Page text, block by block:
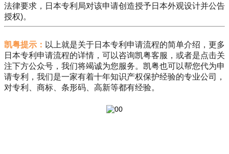
法律要求，日本专利局对该申请创造授予日本外观设计并公告
授权)。
凯粤提示： 以上就是关于日本专利申请流程的简单介绍，更多
日本专利申请流程的详情，可以咨询凯粤客服，或者是点击关
注下方公众号，我们将竭诚为您服务。凯粤也可以帮您代为申
请专利，我们是一家有着十年知识产权保护经验的专业公司，
对专利、商标、条形码、高新等都有经验。